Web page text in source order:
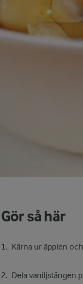
Gör så här
Kärna ur äpplen
Dela vaniljstången